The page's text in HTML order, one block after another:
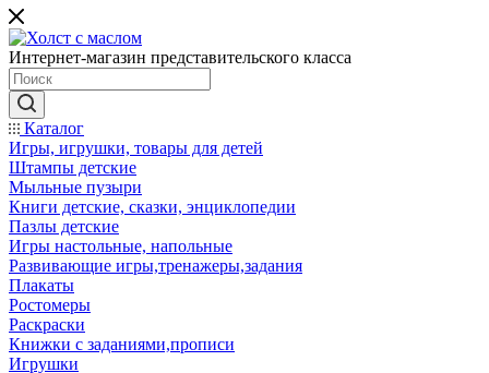
Интернет-магазин представительского класса
Каталог
Игры, игрушки, товары для детей
Штампы детские
Мыльные пузыри
Книги детские, сказки, энциклопедии
Пазлы детские
Игры настольные, напольные
Развивающие игры,тренажеры,задания
Плакаты
Ростомеры
Раскраски
Книжки с заданиями,прописи
Игрушки